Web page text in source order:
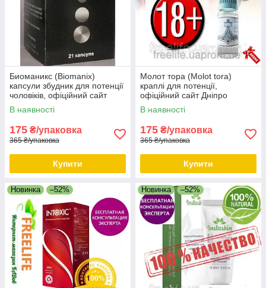
Биоманикс (Biomanix)
капсули збудник для потенції
чоловіків, офіційний сайт
Дніпро
В наявності
175 ₴/упаковка
365 ₴/упаковка
Купити
Молот тора (Molot tora)
краплі для потенції,
офіційний сайт Дніпро
В наявності
175 ₴/упаковка
365 ₴/упаковка
Купити
Новинка –52% Новинка –52%